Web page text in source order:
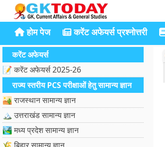
होम पेज करेंट अफेयर्स प्रश्नोत्तरी
करेंट अफेयर्स
📝 करेंट अफेयर्स 2025-26
राज्य स्तरीय PCS परीक्षाओं हेतु सामान्य ज्ञान
🏜️ राजस्थान सामान्य ज्ञान
🏔️ उत्तराखंड सामान्य ज्ञान
🏞️ मध्य प्रदेश सामान्य ज्ञान